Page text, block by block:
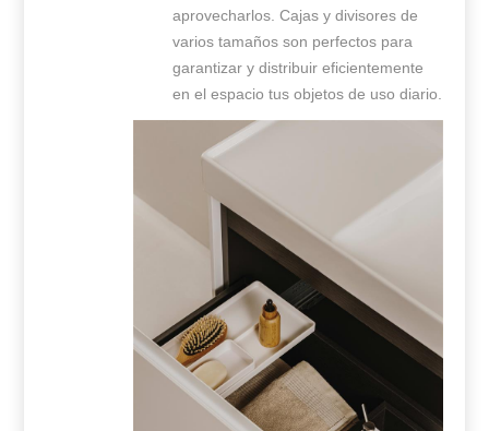
aprovecharlos. Cajas y divisores de
varios tamaños son perfectos para
garantizar y distribuir eficientemente
en el espacio tus objetos de uso diario.